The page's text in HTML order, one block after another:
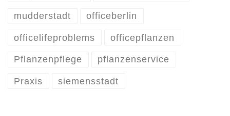
mudderstadt officeberlin
officelifeproblems officepflanzen
Pflanzenpflege pflanzenservice
Praxis siemensstadt